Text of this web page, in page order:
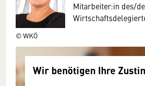
© WKÖ
Mitarbeiter:in des/
Wir benötigen Ihre